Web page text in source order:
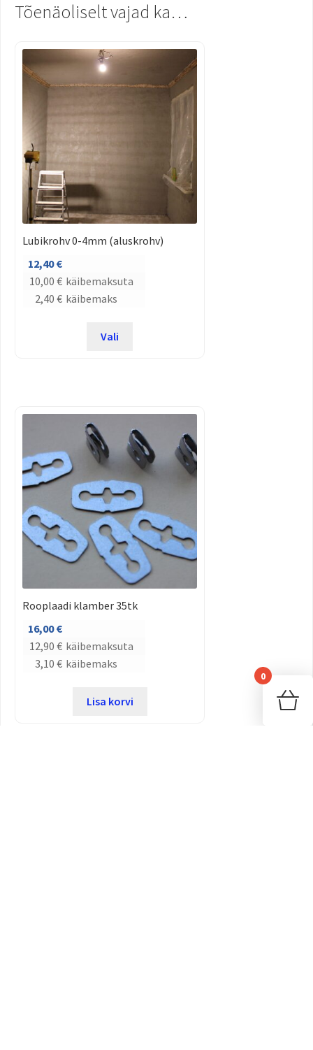
Tõenäoliselt vajad ka…
Lubikrohv 0-4mm (aluskrohv)
12,40€
10,00 € käibemaksuta
2,40 € käibemaks
Vali
Rooplaadi klamber 35tk
16,00€
12,90 € käibemaksuta
3,10 € käibemaks
Lisa korvi
0